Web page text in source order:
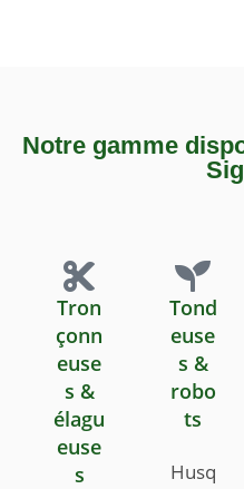
Notre gamme
Tron
çonn
euse
s &
élagu
euse
s
Tond
euse
s &
robo
ts
Husq